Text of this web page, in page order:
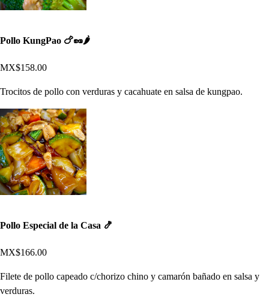
Pollo KungPao 🍗🥜🌶
MX$158.00
Trocitos de pollo con verduras y cacahuate en salsa de kungpao.
Pollo Especial de la Casa 🍤
MX$166.00
Filete de pollo capeado c/chorizo chino y camarón bañado en salsa y
verduras.